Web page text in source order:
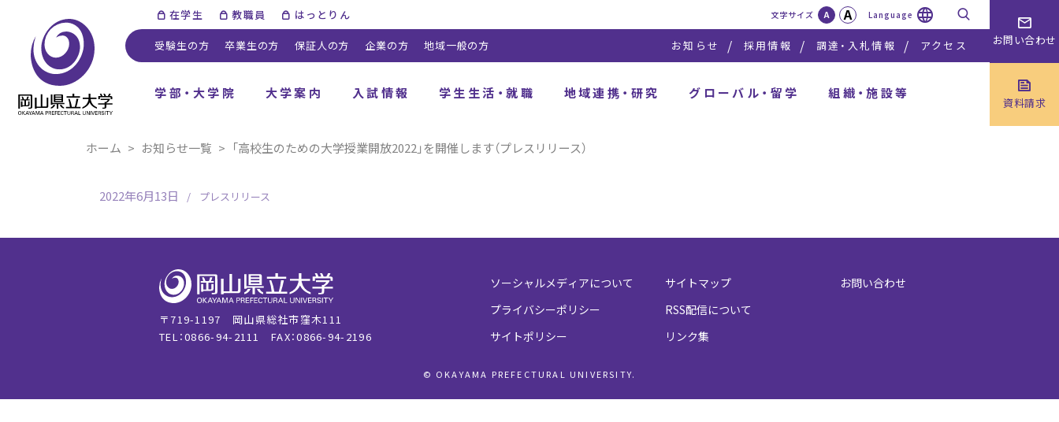
お問い合わせ
資料請求
学部・大学院 大学案内 入試情報 学生生活・就職 地域連携・研究 グローバル・留学 組織・施設等
お知らせ 採用情報 調達・入札情報 アクセス
受験生の方 卒業生の方 保証人の方 企業の方 地域一般の方
文字サイズ A A Language
在学生 教職員 はっとりん
ホーム お知らせ一覧 「高校生のための大学授業開放2022」を開催します（プレスリリース）
2022年6月13日 プレスリリース
ソーシャルメディアについて
プライバシーポリシー
サイトポリシー
サイトマップ
RSS配信について
リンク集
お問い合わせ
〒719-1197 岡山県総社市窪木111
TEL：0866-94-2111FAX：0866-94-2196
© OKAYAMA PREFECTURAL UNIVERSITY.